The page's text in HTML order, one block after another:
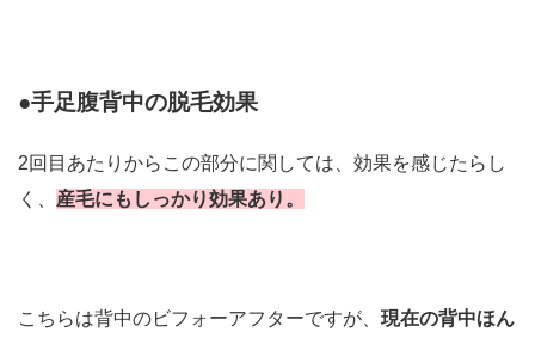
●手足腹背中の脱毛効果
2回目あたりからこの部分に関しては、効果を感じたらし
く、 産毛にもしっかり効果あり。
こちらは背中のビフォーアフターですが、 現在の背中ほん